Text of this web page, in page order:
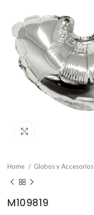
Home Globos y Accesorios
M109819